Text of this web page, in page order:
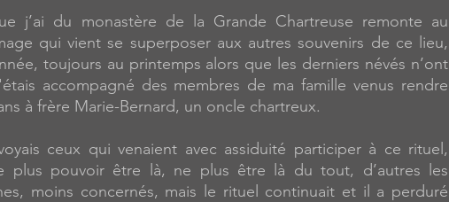
j’ai du monastère de la Grande Chartreuse remonte au
qui vient se superposer aux autres souvenirs de ce lieu,
toujours au printemps alors que les derniers névés n’ont
accompagné des membres de ma famille venus rendre
à frère Marie-Bernard, un oncle chartreux.
ceux qui venaient avec assiduité participer à ce rituel,
plus pouvoir être là, ne plus être là du tout, d’autres les
moins concernés, mais le rituel continuait et il a perduré